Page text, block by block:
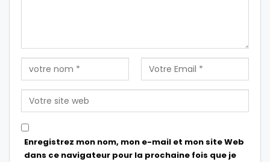
Enregistrez mon nom, mon e-mail et mon site Web
dans ce navigateur pour la prochaine fois que je